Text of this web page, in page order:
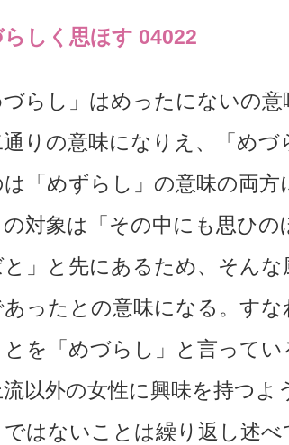
しく思ほす 04022
づらし」はめったにないの意
りの意味になりえ、「め
は「めずらし」の意味の両
対象は「その中にも思ひ
と」と先にあるため、そん
あったとの意味になる。す
とを「めづらし」と言って
以外の女性に興味を持つよ
ではないことは繰り返し述